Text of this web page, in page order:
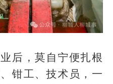
后，莫自宁便扎根
钳工、技术员，一